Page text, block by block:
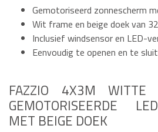
Gemotoriseerd zonnescherm
Wit frame en beige doek van
Inclusief windsensor en LED-
Eenvoudig te openen en te
FAZZIO 4X3M WITTE
GEMOTORISEERDE
MET BEIGE DOEK